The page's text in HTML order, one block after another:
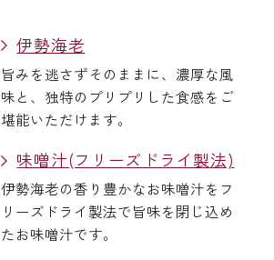
伊勢海老
旨みを逃さずそのままに、濃厚な風
味と、独特のプリプリした食感をご
堪能いただけます。
味噌汁(フリーズドライ製法)
伊勢海老の香り豊かなお味噌汁をフ
リーズドライ製法で旨味を閉じ込め
たお味噌汁です。